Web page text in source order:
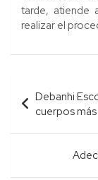
tarde, atiende
realizar el
de
entradas
Debanhi
cuerpos